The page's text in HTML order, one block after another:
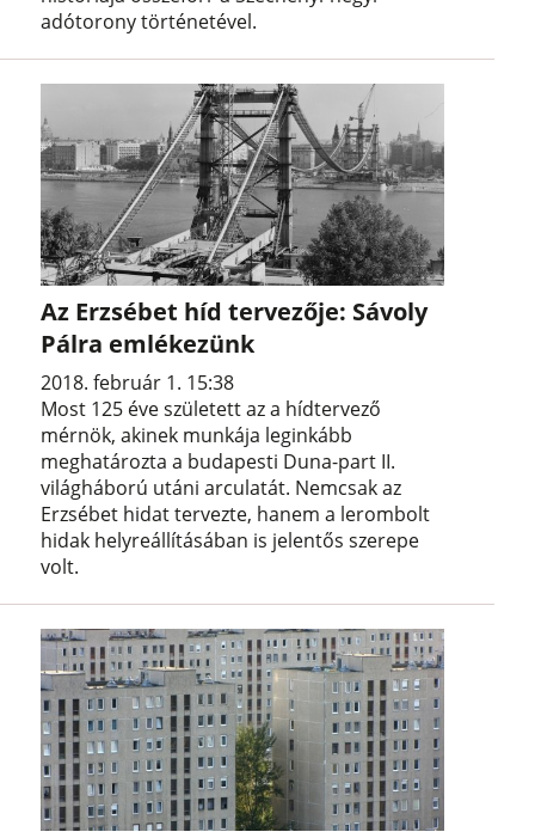
adótorony történetével.
Az Erzsébet híd tervezője: Sávoly
Pálra emlékezünk
2018. február 1. 15:38
Most 125 éve született az a hídtervező
mérnök, akinek munkája leginkább
meghatározta a budapesti Duna-part II.
világháború utáni arculatát. Nemcsak az
Erzsébet hidat tervezte, hanem a lerombolt
hidak helyreállításában is jelentős szerepe
volt.